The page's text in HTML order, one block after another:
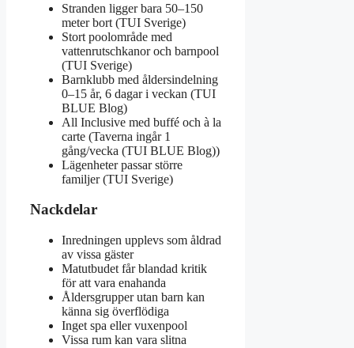
Stranden ligger bara 50–150
meter bort (TUI Sverige)
Stort poolområde med
vattenrutschkanor och barnpool
(TUI Sverige)
Barnklubb med åldersindelning
0–15 år, 6 dagar i veckan (TUI
BLUE Blog)
All Inclusive med buffé och à la
carte (Taverna ingår 1
gång/vecka (TUI BLUE Blog))
Lägenheter passar större
familjer (TUI Sverige)
Nackdelar
Inredningen upplevs som åldrad
av vissa gäster
Matutbudet får blandad kritik
för att vara enahanda
Åldersgrupper utan barn kan
känna sig överflödiga
Inget spa eller vuxenpool
Vissa rum kan vara slitna